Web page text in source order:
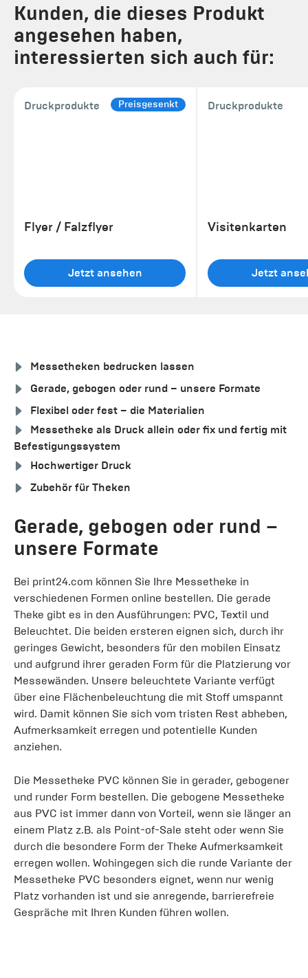
Kunden, die dieses Produkt
angesehen haben,
interessierten sich auch für:
Druckprodukte Preisgesenkt
Flyer / Falzflyer
Jetzt ansehen
Druckprodukte
Visitenkarten
Jetzt
Messetheken bedrucken lassen
Gerade, gebogen oder rund – unsere Formate
Flexibel oder fest – die Materialien
Messetheke als Druck allein oder fix und fertig mit
Befestigungssystem
Hochwertiger Druck
Zubehör für Theken
Gerade, gebogen oder rund –
unsere Formate
Bei print24.com können Sie Ihre Messetheke in
verschiedenen Formen online bestellen. Die gerade
Theke gibt es in den Ausführungen: PVC, Textil und
Beleuchtet. Die beiden ersteren eignen sich, durch ihr
geringes Gewicht, besonders für den mobilen Einsatz
und aufgrund ihrer geraden Form für die Platzierung vor
Messewänden. Unsere beleuchtete Variante verfügt
über eine Flächenbeleuchtung die mit Stoff umspannt
wird. Damit können Sie sich vom tristen Rest abheben,
Aufmerksamkeit erregen und potentielle Kunden
anziehen.
Die Messetheke PVC können Sie in gerader, gebogener
und runder Form bestellen. Die gebogene Messetheke
aus PVC ist immer dann von Vorteil, wenn sie länger an
einem Platz z.B. als Point-of-Sale steht oder wenn Sie
durch die besondere Form der Theke Aufmerksamkeit
erregen wollen. Wohingegen sich die runde Variante der
Messetheke PVC besonders eignet, wenn nur wenig
Platz vorhanden ist und sie anregende, barrierefreie
Gespräche mit Ihren Kunden führen wollen.